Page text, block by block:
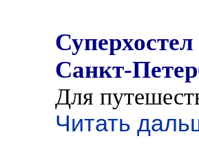
Санкт-
Для
Читать